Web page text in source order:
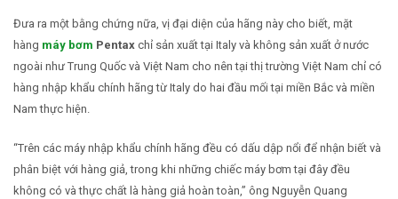
Đưa ra một bằng chứng nữa, vị đại diện của hãng này cho biết, mặt
hàng máy bơm Pentax chỉ sản xuất tại Italy và không sản xuất ở nước
ngoài như Trung Quốc và Việt Nam cho nên tại thị trường Việt Nam chỉ có
hàng nhập khẩu chính hãng từ Italy do hai đầu mối tại miền Bắc và miền
Nam thực hiện.
“Trên các máy nhập khẩu chính hãng đều có dấu dập nổi để nhận biết và
phân biệt với hàng giả, trong khi những chiếc máy bơm tại đây đều
không có và thực chất là hàng giả hoàn toàn,” ông Nguyễn Quang